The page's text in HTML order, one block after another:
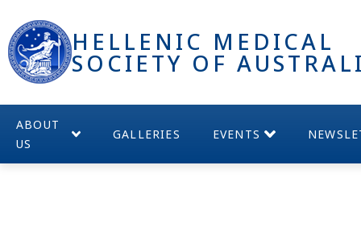
HELLENIC MEDICAL
SOCIETY OF
ABOUT
US
GALLERIES EVENTS